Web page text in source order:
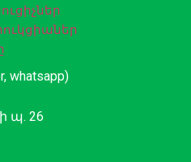
whatsapp)
պ. 26